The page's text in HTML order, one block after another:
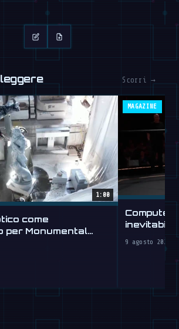
Scorri →
1:00
come
per Monumental
MAGAZINE
Computer
inevitabile
9 agosto 2026